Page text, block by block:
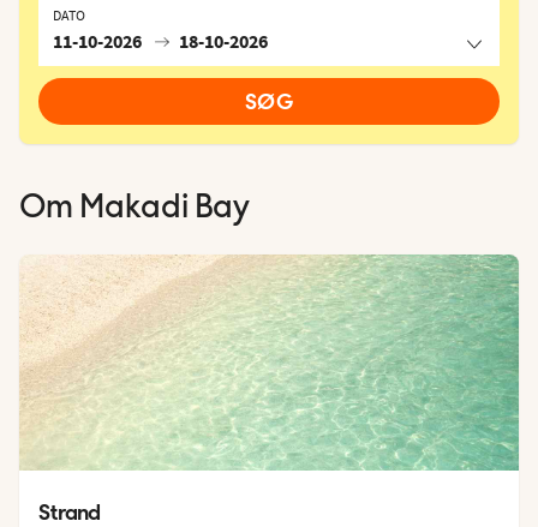
DATO
11-10-2026 18-10-2026
SØG
Om Makadi Bay
Strand